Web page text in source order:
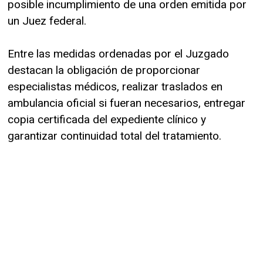
posible incumplimiento de una orden emitida por
un Juez federal.
Entre las medidas ordenadas por el Juzgado
destacan la obligación de proporcionar
especialistas médicos, realizar traslados en
ambulancia oficial si fueran necesarios, entregar
copia certificada del expediente clínico y
garantizar continuidad total del tratamiento.